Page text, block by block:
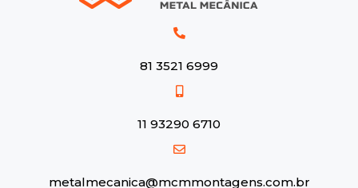
81 3521 6999
11 93290 6710
metalmecanica@mcmmontagens.com.br